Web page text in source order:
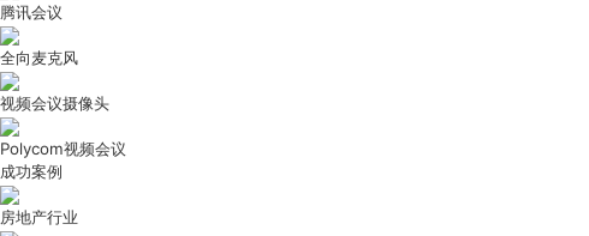
腾讯会议
全向麦克风
视频会议摄像头
Polycom视频会议
成功案例
房地产行业